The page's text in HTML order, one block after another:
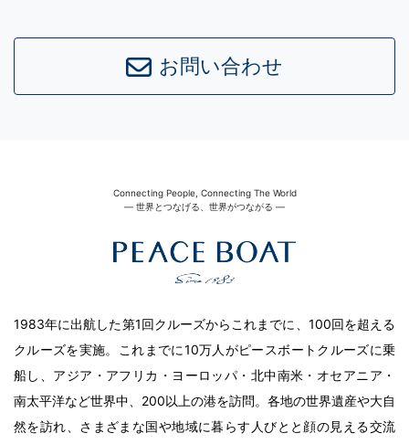
お問い合わせ
Connecting People, Connecting The World
― 世界とつなげる、世界がつながる ―
1983年に出航した第1回クルーズからこれまでに、100回を超える
クルーズを実施。これまでに10万人がピースボートクルーズに乗
船し、アジア・アフリカ・ヨーロッパ・北中南米・オセアニア・
南太平洋など世界中、200以上の港を訪問。各地の世界遺産や大自
然を訪れ、さまざまな国や地域に暮らす人びとと顔の見える交流